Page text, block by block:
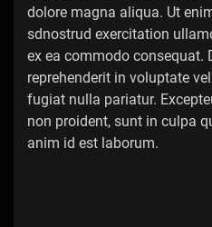
dolore magna aliqua. Ut
sdnostrud exercitation
ex ea commodo consequat.
reprehenderit in voluptate
fugiat nulla pariatur.
non proident, sunt in culpa
anim id est laborum.